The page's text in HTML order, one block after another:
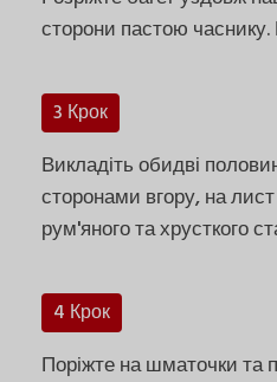
сторони пастою часнику.
3 Крок
Викладіть обидві
сторонами вгору, на
рум'яного та хрусткого
4 Крок
Поріжте на шматочки та